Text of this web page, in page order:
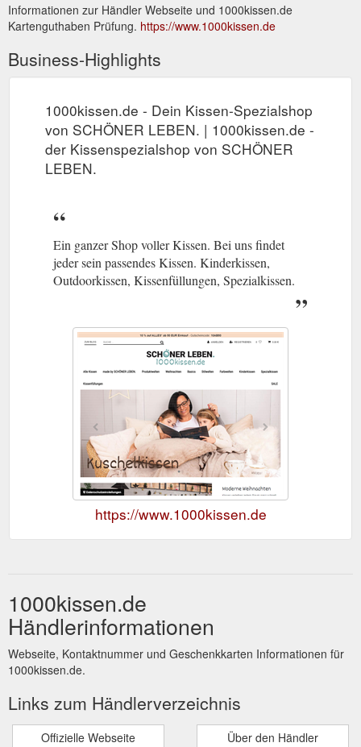
Informationen zur Händler Webseite und 1000kissen.de
Kartenguthaben Prüfung. https://www.1000kissen.de
Business-Highlights
1000kissen.de - Dein Kissen-Spezialshop
von SCHÖNER LEBEN. | 1000kissen.de -
der Kissenspezialshop von SCHÖNER
LEBEN.
Ein ganzer Shop voller Kissen. Bei uns findet
jeder sein passendes Kissen. Kinderkissen,
Outdoorkissen, Kissenfüllungen, Spezialkissen.
https://www.1000kissen.de
1000kissen.de
Händlerinformationen
Webseite, Kontaktnummer und Geschenkkarten Informationen für
1000kissen.de.
Links zum Händlerverzeichnis
Offizielle Webseite Über den Händler